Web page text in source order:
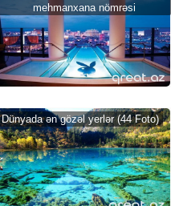
mehmanxana nömrəsi
Dünyada ən gözəl yerlər (44 Foto)